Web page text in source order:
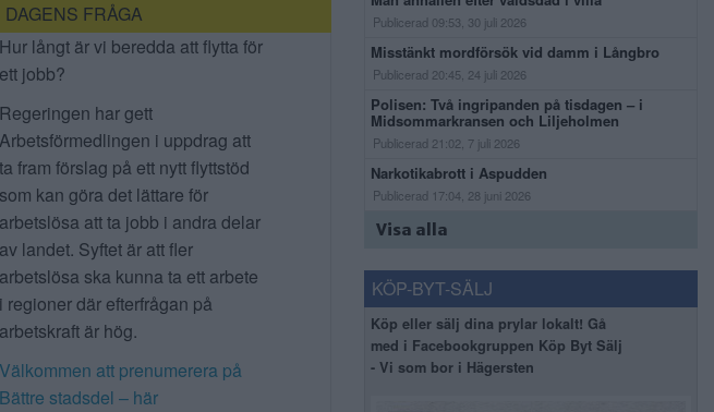
DAGENS FRÅGA
Hur långt är vi beredda att flytta för
ett jobb?
Regeringen har gett
Arbetsförmedlingen i uppdrag att
ta fram förslag på ett nytt flyttstöd
som kan göra det lättare för
arbetslösa att ta jobb i andra delar
av landet. Syftet är att fler
arbetslösa ska kunna ta ett arbete
i regioner där efterfrågan på
arbetskraft är hög.
Välkommen att prenumerera på
Bättre stadsdel – här
Publicerad 09:53, 30 juli 2026
Misstänkt mordförsök vid damm i Långbro
Publicerad 20:45, 24 juli 2026
Polisen: Två ingripanden på tisdagen – i
Midsommarkransen och Liljeholmen
Publicerad 21:02, 7 juli 2026
Narkotikabrott i Aspudden
Publicerad 17:04, 28 juni 2026
Visa alla
KÖP-BYT-SÄLJ
Köp eller sälj dina prylar lokalt! Gå
med i Facebookgruppen Köp Byt Sälj
- Vi som bor i Hägersten